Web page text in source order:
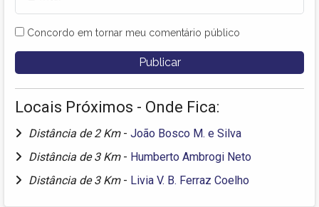
Concordo em tornar meu comentário público
Locais Próximos - Onde Fica:
Distância de 2 Km - João Bosco M. e Silva
Distância de 3 Km - Humberto Ambrogi Neto
Distância de 3 Km - Livia V. B. Ferraz Coelho